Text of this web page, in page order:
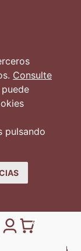
Consulte
pulsando
0